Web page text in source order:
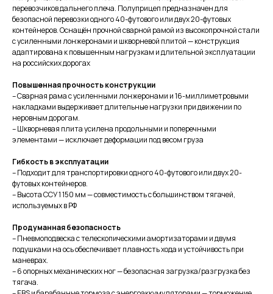
перевозчиков дальнего плеча. Полуприцеп предназначен для
безопасной перевозки одного 40-футового или двух 20-футовых
контейнеров. Оснащён прочной сварной рамой из высокопрочной стали
с усиленными лонжеронами и шкворневой плитой — конструкция
адаптирована к повышенным нагрузкам и длительной эксплуатации
на российских дорогах
Повышенная прочность конструкции
– Сварная рама с усиленными лонжеронами и 16-миллиметровыми
накладками выдерживает длительные нагрузки при движении по
неровным дорогам.
– Шкворневая плита усилена продольными и поперечными
элементами — исключает деформации под весом груза
Гибкость в эксплуатации
– Подходит для транспортировки одного 40-футового или двух 20-
футовых контейнеров.
– Высота ССУ 1 150 мм — совместимость с большинством тягачей,
используемых в РФ
Продуманная безопасность
– Пневмоподвеска с телескопическими амортизаторами и двумя
подушками на ось обеспечивает плавность хода и устойчивость при
маневрах.
– 6 опорных механических ног — безопасная загрузка/разгрузка без
тягача.